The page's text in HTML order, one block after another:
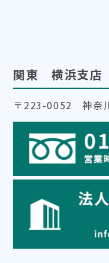
関東 横浜支店
〒223-0052 神奈